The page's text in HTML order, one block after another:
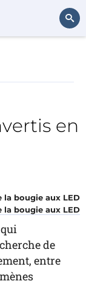
en
la bougie aux LED
de
entre